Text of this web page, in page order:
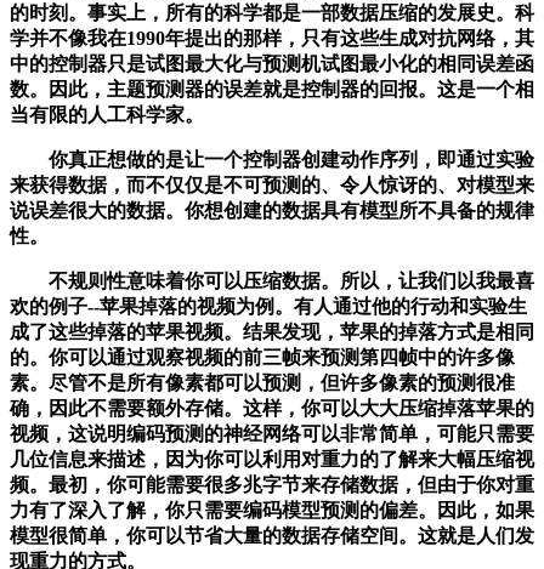
的时刻。事实上，所有的科学都是一部数据压缩的发展史。科
学并不像我在1990年提出的那样，只有这些生成对抗网络，其
中的控制器只是试图最大化与预测机试图最小化的相同误差函
数。因此，主题预测器的误差就是控制器的回报。这是一个相
当有限的人工科学家。
你真正想做的是让一个控制器创建动作序列，即通过实验
来获得数据，而不仅仅是不可预测的、令人惊讶的、对模型来
说误差很大的数据。你想创建的数据具有模型所不具备的规律
性。
不规则性意味着你可以压缩数据。所以，让我们以我最喜
欢的例子--苹果掉落的视频为例。有人通过他的行动和实验生
成了这些掉落的苹果视频。结果发现，苹果的掉落方式是相同
的。你可以通过观察视频的前三帧来预测第四帧中的许多像
素。尽管不是所有像素都可以预测，但许多像素的预测很准
确，因此不需要额外存储。这样，你可以大大压缩掉落苹果的
视频，这说明编码预测的神经网络可以非常简单，可能只需要
几位信息来描述，因为你可以利用对重力的了解来大幅压缩视
频。最初，你可能需要很多兆字节来存储数据，但由于你对重
力有了深入了解，你只需要编码模型预测的偏差。因此，如果
模型很简单，你可以节省大量的数据存储空间。这就是人们发
现重力的方式。